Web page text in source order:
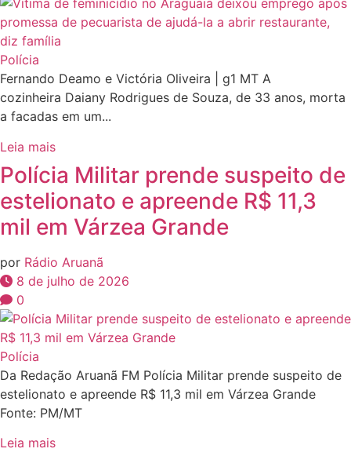
Polícia
Fernando Deamo e Victória Oliveira | g1 MT A
cozinheira Daiany Rodrigues de Souza, de 33 anos, morta
a facadas em um...
Leia mais
Polícia Militar prende suspeito de
estelionato e apreende R$ 11,3
mil em Várzea Grande
por Rádio Aruanã
8 de julho de 2026
0
Polícia
Da Redação Aruanã FM Polícia Militar prende suspeito de
estelionato e apreende R$ 11,3 mil em Várzea Grande
Fonte: PM/MT
Leia mais